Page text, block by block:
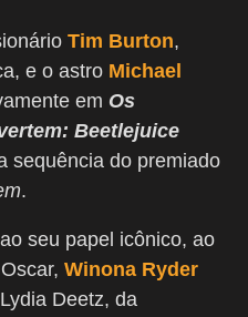
Tim Burton,
e o astro Michael
em Os
Beetlejuice
sequência do premiado
.
seu papel icônico, ao
Winona Ryder
Deetz, da